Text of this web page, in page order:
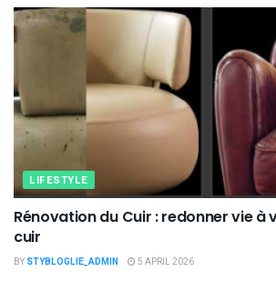
LIFESTYLE
Rénovation du Cuir : redonner vie à
cuir
BY STYBLOGLIE_ADMIN 5 APRIL 2026